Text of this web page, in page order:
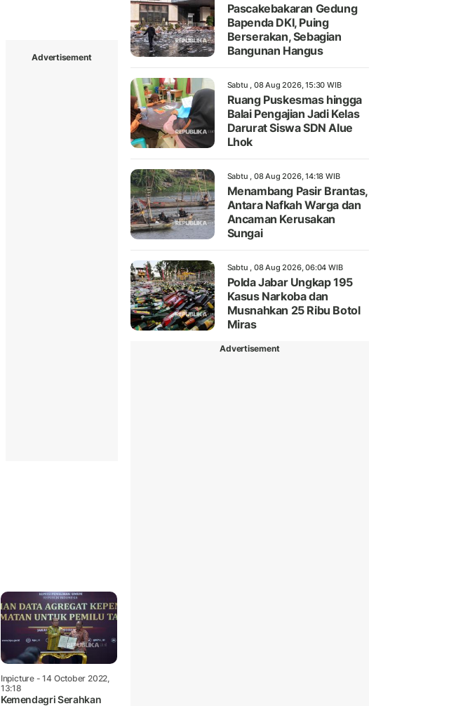
Advertisement
Inpicture - 14 October 2022,
13:18
Kemendagri Serahkan
Pascakebakaran Gedung
Bapenda DKI, Puing
Berserakan, Sebagian
Bangunan Hangus
Sabtu , 08 Aug 2026, 15:30 WIB
Ruang Puskesmas hingga
Balai Pengajian Jadi Kelas
Darurat Siswa SDN Alue
Lhok
Sabtu , 08 Aug 2026, 14:18 WIB
Menambang Pasir Brantas,
Antara Nafkah Warga dan
Ancaman Kerusakan
Sungai
Sabtu , 08 Aug 2026, 06:04 WIB
Polda Jabar Ungkap 195
Kasus Narkoba dan
Musnahkan 25 Ribu Botol
Miras
Advertisement